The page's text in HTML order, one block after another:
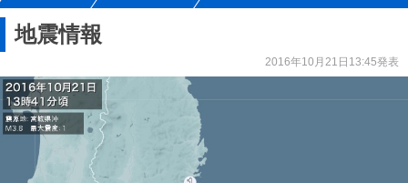
地震情報
2016年10月21日13:45発表